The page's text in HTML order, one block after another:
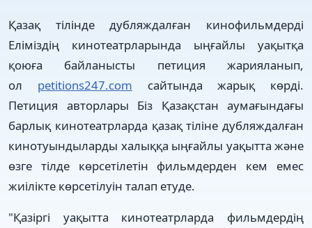
Қазақ тілінде дубляждалған кинофильмдерді
Еліміздің кинотеатрларында ыңғайлы уақытқа
қоюға байланысты петиция жарияланып,
ол petitions247.com сайтында жарық көрді.
Петиция авторлары Біз Қазақстан аумағындағы
барлық кинотеатрларда қазақ тіліне дубляждалған
кинотуындыларды халыққа ыңғайлы уақытта және
өзге тілде көрсетілетін фильмдерден кем емес
жиілікте көрсетілуін талап етуде.
"Қазіргі уақытта кинотеатрларда фильмдердің